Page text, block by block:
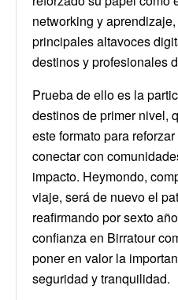
networking y
principales altavoces
destinos y profesionales
Prueba de ello es la
destinos de primer nivel,
este formato para
conectar con
impacto. Heymondo,
viaje, será de nuevo el
reafirmando por sexto
confianza en Birratour
poner en valor la
seguridad y tranquilidad.